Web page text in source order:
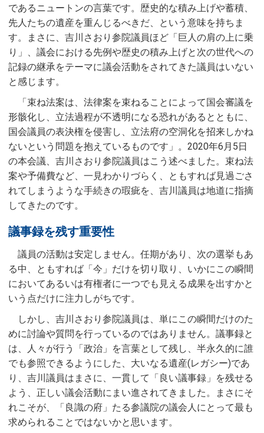
であるニュートンの言葉です。歴史的な積み上げや蓄積、
先人たちの遺産を重んじるべきだ、という意味を持ちま
す。まさに、吉川さおり参院議員ほど「巨人の肩の上に乗
り」、議会における先例や歴史の積み上げと次の世代への
記録の継承をテーマに議会活動をされてきた議員はいない
と感じます。
「束ね法案は、法律案を束ねることによって国会審議を
形骸化し、立法過程が不透明になる恐れがあるとともに、
国会議員の表決権を侵害し、立法府の空洞化を招来しかね
ないという問題を抱えているものです」。2020年6月5日
の本会議、吉川さおり参院議員はこう述べました。束ね法
案や予備費など、一見わかりづらく、ともすれば見過ごさ
れてしまうような手続きの瑕疵を、吉川議員は地道に指摘
してきたのです。
議事録を残す重要性
議員の活動は安定しません。任期があり、次の選挙もあ
る中、ともすれば「今」だけを切り取り、いかにこの瞬間
においてあるいは有権者に一つでも見える成果を出すかと
いう点だけに注力しがちです。
しかし、吉川さおり参院議員は、単にこの瞬間だけのた
めに討論や質問を行っているのではありません。議事録と
は、人々が行う「政治」を言葉として残し、半永久的に誰
でも参照できるようにした、大いなる遺産(レガシー)であ
り、吉川議員はまさに、一貫して「良い議事録」を残せる
よう、正しい議会活動にまい進されてきました。まさにそ
れこそが、「良識の府」たる参議院の議会人にとって最も
求められることではないかと思います。